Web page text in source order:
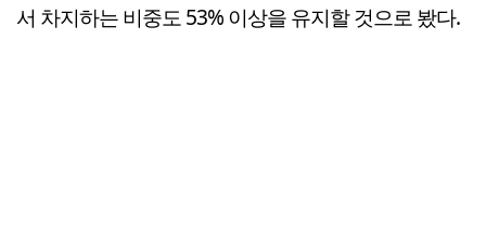
서 차지하는 비중도 53% 이상을 유지할 것으로 봤다.